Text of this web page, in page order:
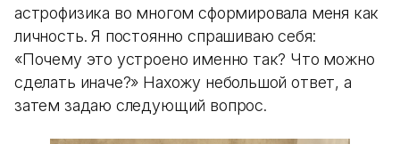
астрофизика во многом сформировала меня как
личность. Я постоянно спрашиваю себя:
«Почему это устроено именно так? Что можно
сделать иначе?» Нахожу небольшой ответ, а
затем задаю следующий вопрос.